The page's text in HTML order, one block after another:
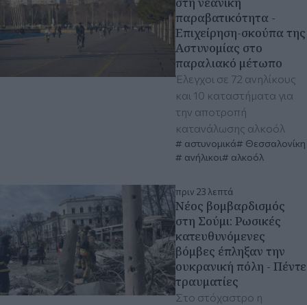
παραβατικότητα -
Επιχείρηση-σκούπα της
Αστυνομίας στο
παραλιακό μέτωπο
Έλεγχοι σε 72 ανηλίκους
και 10 καταστήματα για
την αποτροπή
κατανάλωσης αλκοόλ
αστυνομικά
Θεσσαλονίκη
ανήλικοι
αλκοόλ
πριν 23 λεπτά
Νέος βομβαρδισμός
στη Σούμι: Ρωσικές
κατευθυνόμενες
βόμβες έπληξαν την
ουκρανική πόλη - Πέντε
τραυματίες
Στο στόχαστρο η